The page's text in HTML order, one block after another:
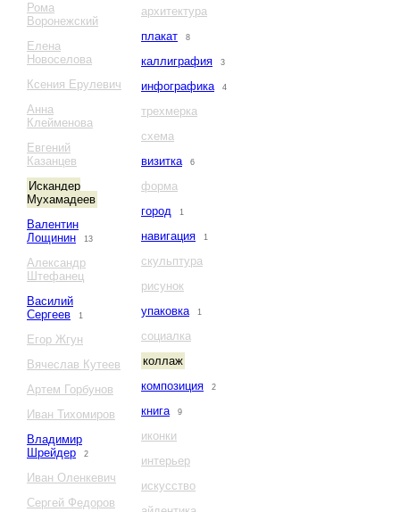
Рома
Воронежский
Елена
Новоселова
Ксения Ерулевич
Анна
Клейменова
Евгений
Казанцев
Искандер
Мухамадеев
Валентин
Лощинин
13
Александр
Штефанец
Василий
Сергеев
1
Егор Жгун
Вячеслав Кутеев
Артем Горбунов
Иван Тихомиров
Владимир
Шрейдер
2
Иван Оленкевич
Сергей Федоров
архитектура
плакат
8
каллиграфия 3
инфографика 4
трехмерка
схема
визитка
6
форма
город
1
навигация 1
скульптура
рисунок
упаковка
1
социалка
коллаж
композиция
2
книга 9
иконки
интерьер
искусство